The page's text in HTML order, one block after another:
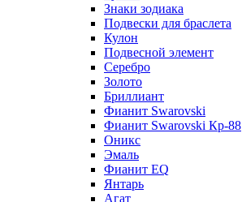
Знаки зодиака
Подвески для браслета
Кулон
Подвесной элемент
Серебро
Золото
Бриллиант
Фианит Swarovski
Фианит Swarovski Кр-88
Оникс
Эмаль
Фианит EQ
Янтарь
Агат